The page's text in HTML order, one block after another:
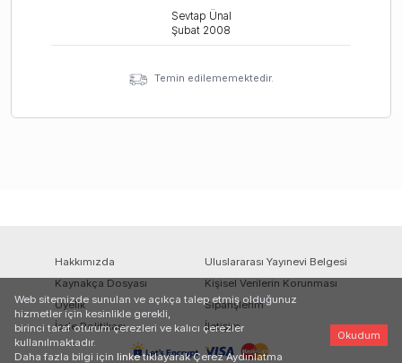
Sevtap Ünal
Şubat 2008
Temin edilememektedir.
Hakkımızda
Uluslararası Yayınevi Belgesi
Kaynakça Dosyası
Kişisel Verilerin Korunması
Üyelik
Siparişlerim
İade Politikası
İletişim
Web sitemizde sunulan ve açıkça talep etmiş olduğunuz
hizmetler için kesinlikle gerekli,
birinci taraf oturum çerezleri ve kalıcı çerezler
kullanılmaktadır.
Daha fazla bilgi için linke tıklayarak Çerez Aydınlatma
Okudum